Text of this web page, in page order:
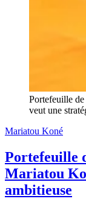
Portefeuille
veut une
Mariatou Koné
Portefeuille
Mariatou
ambitieuse